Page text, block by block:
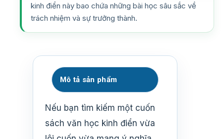
kinh điển này bao chứa những bài học sâu sắc về
trách nhiệm và sự trưởng thành.
Mô tả sản phẩm
Nếu bạn tìm kiếm một cuốn
sách văn học kinh điển vừa